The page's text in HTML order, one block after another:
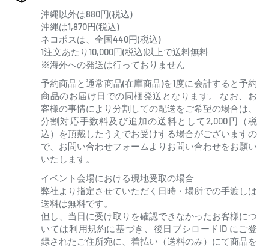
沖縄以外は880円(税込)
沖縄は1,870円(税込)
ネコポスは、全国440円(税込)
1注文あたり10,000円(税込)以上で送料無料
※海外への発送は行っておりません
予約商品と通常商品(在庫商品)を1度に会計すると予約
商品のお届け日での同梱発送となります。 なお、お
客様の事情により分割しての配送をご希望の場合は、
分割対応手数料及び追加の送料として2,000円（税
込）を頂戴したうえでお受けする場合がございますの
で、お問い合わせフォームよりお問い合わせをお願い
いたします。
イベント会場における現地受取の場合
弊社より指定させていただく日時・場所での手渡しは
送料は無料です。
但し、当日に受け取りを確認できなかったお客様につ
いては利用規約に基づき、後日ブシロードID にご登
録されたご住所宛に、着払い（送料のみ）にて商品を